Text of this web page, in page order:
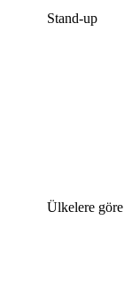
Stand-up
Ülkelere göre